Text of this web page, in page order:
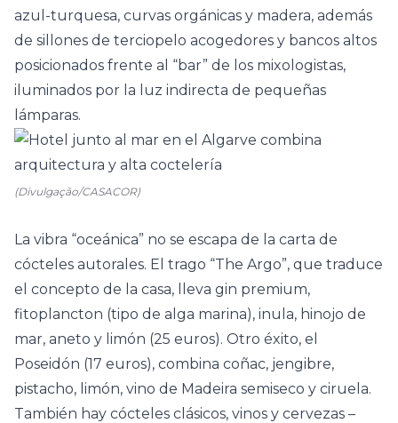
azul-turquesa, curvas orgánicas y madera, además
de sillones de terciopelo acogedores y bancos altos
posicionados frente al “bar” de los mixologistas,
iluminados por la luz indirecta de pequeñas
lámparas.
(Divulgação/CASACOR)
La vibra “oceánica” no se escapa de la carta de
cócteles autorales. El trago “The Argo”, que traduce
el concepto de la casa, lleva gin premium,
fitoplancton (tipo de alga marina), inula, hinojo de
mar, aneto y limón (25 euros). Otro éxito, el
Poseidón (17 euros), combina coñac, jengibre,
pistacho, limón, vino de Madeira semiseco y ciruela.
También hay cócteles clásicos, vinos y cervezas –